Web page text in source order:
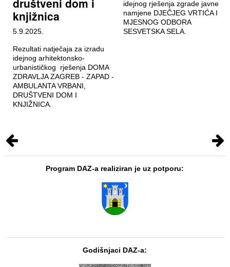
društveni dom i
knjižnica
5.9.2025.
Rezultati natječaja za izradu
idejnog arhitektonsko-
urbanističkog rješenja DOMA
ZDRAVLJA ZAGREB - ZAPAD -
AMBULANTA VRBANI,
DRUŠTVENI DOM I
KNJIŽNICA.
idejnog rješenja zgrade javne
namjene DJEČJEG VRTIĆA I
MJESNOG ODBORA
SESVETSKA SELA.
Program DAZ-a realiziran je uz potporu:
Godišnjaci DAZ-a: